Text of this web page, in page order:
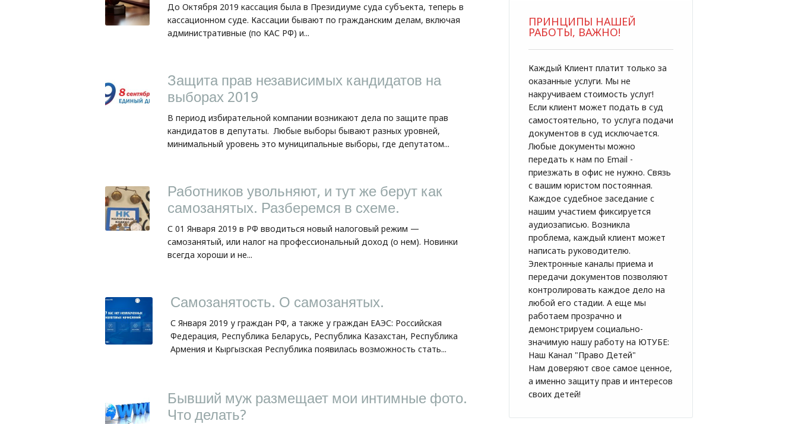
До Октября 2019 кассация была в Президиуме суда субъекта, теперь в
кассационном суде. Кассации бывают по гражданским делам, включая
административные (по КАС РФ) и...
Защита прав независимых кандидатов на
выборах 2019
В период избирательной компании возникают дела по защите прав
кандидатов в депутаты. Любые выборы бывают разных уровней,
минимальный уровень это муниципальные выборы, где депутатом...
Работников увольняют, и тут же берут как
самозанятых. Разберемся в схеме.
С 01 Января 2019 в РФ вводиться новый налоговый режим —
самозанятый, или налог на профессиональный доход (о нем). Новинки
всегда хороши и не...
Самозанятость. О самозанятых.
С Января 2019 у граждан РФ, а также у граждан ЕАЭС: Российская
Федерация, Республика Беларусь, Республика Казахстан, Республика
Армения и Кыргызская Республика появилась возможность стать...
Бывший муж размещает мои интимные фото.
Что делать?
ПРИНЦИПЫ НАШЕЙ
РАБОТЫ, ВАЖНО!
Каждый Клиент платит только за
оказанные услуги. Мы не
накручиваем стоимость услуг!
Если клиент может подать в суд
самостоятельно, то услуга подачи
документов в суд исключается.
Любые документы можно
передать к нам по Email -
приезжать в офис не нужно. Связь
с вашим юристом постоянная.
Каждое судебное заседание с
нашим участием фиксируется
аудиозаписью. Возникла
проблема, каждый клиент может
написать руководителю.
Электронные каналы приема и
передачи документов позволяют
контролировать каждое дело на
любой его стадии. А еще мы
работаем прозрачно и
демонстрируем социально-
значимую нашу работу на ЮТУБЕ:
Наш Канал "Право Детей"
Нам доверяют свое самое ценное,
а именно защиту прав и интересов
своих детей!